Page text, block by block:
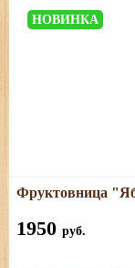
НОВИНКА
Размеры:
Фруктовница
1950 руб.